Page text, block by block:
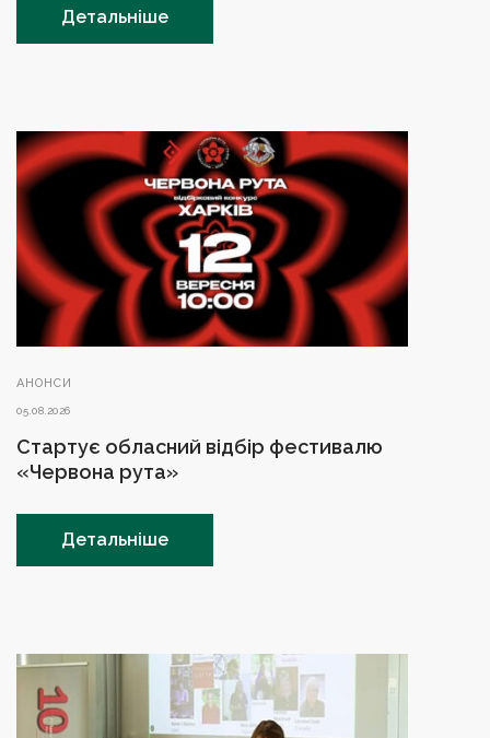
Детальніше
АНОНСИ
05.08.2026
Стартує обласний відбір фестивалю
«Червона рута»
Детальніше